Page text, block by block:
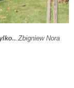
.Zbigniew Nora